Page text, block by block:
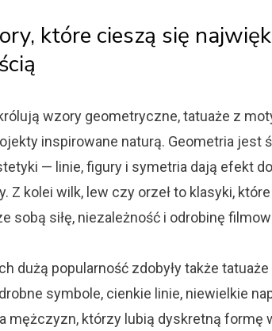
które cieszą się
wzory geometryczne, tatuaże z
inspirowane naturą. Geometria jest
— linie, figury i symetria dają efekt
Z kolei wilk, lew czy orzeł to klasyki,
sobą siłę, niezależność i odrobinę
dużą popularność zdobyły także
symbole, cienkie linie, niewielkie
mężczyzn, którzy lubią dyskretną formę